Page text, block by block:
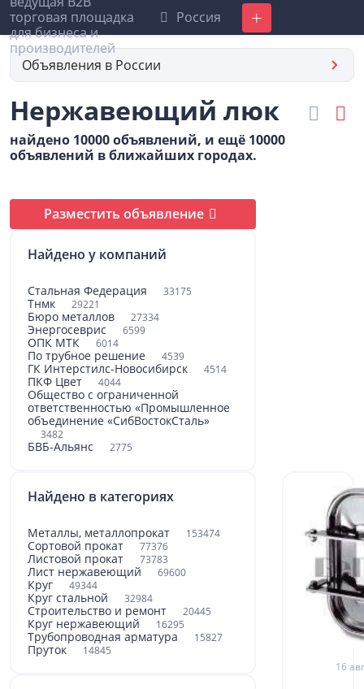
Россия Добавить
Объявления в России
Нержавеющий люк
найдено 10000 объявлений, и ещё 10000
объявлений в ближайших городах.
Разместить объявление
Найдено у компаний
Стальная Федерация 33175
Тнмк 29221
Бюро металлов 27334
Энергосеврис 6599
ОПК МТК 6014
По трубное решение 4539
ГК Интерстилс-Новосибирск 4514
ПКФ Цвет 4044
Общество с ограниченной
ответственностью «Промышленное
объединение «СибВостокСталь»
3482
БВБ-Альянс 2775
Найдено в категориях
Металлы, металлопрокат 153474
Сортовой прокат 77376
Листовой прокат 73783
Лист нержавеющий 69600
Круг 49344
Круг стальной 32984
Строительство и ремонт 20445
Круг нержавеющий 16295
Трубопроводная арматура 15827
Пруток 14845
16